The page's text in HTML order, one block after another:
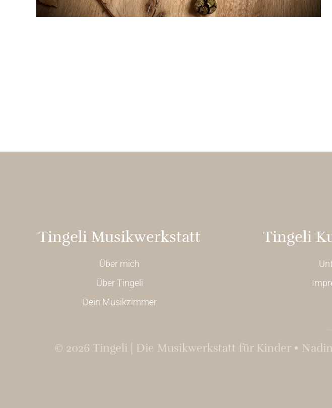
Tingeli Musikwerkstatt
Über mich
Über Tingeli
Dein Musikzimmer
Tingeli
© 2026 Tingeli | Die Musikwerkstatt für Kinder •